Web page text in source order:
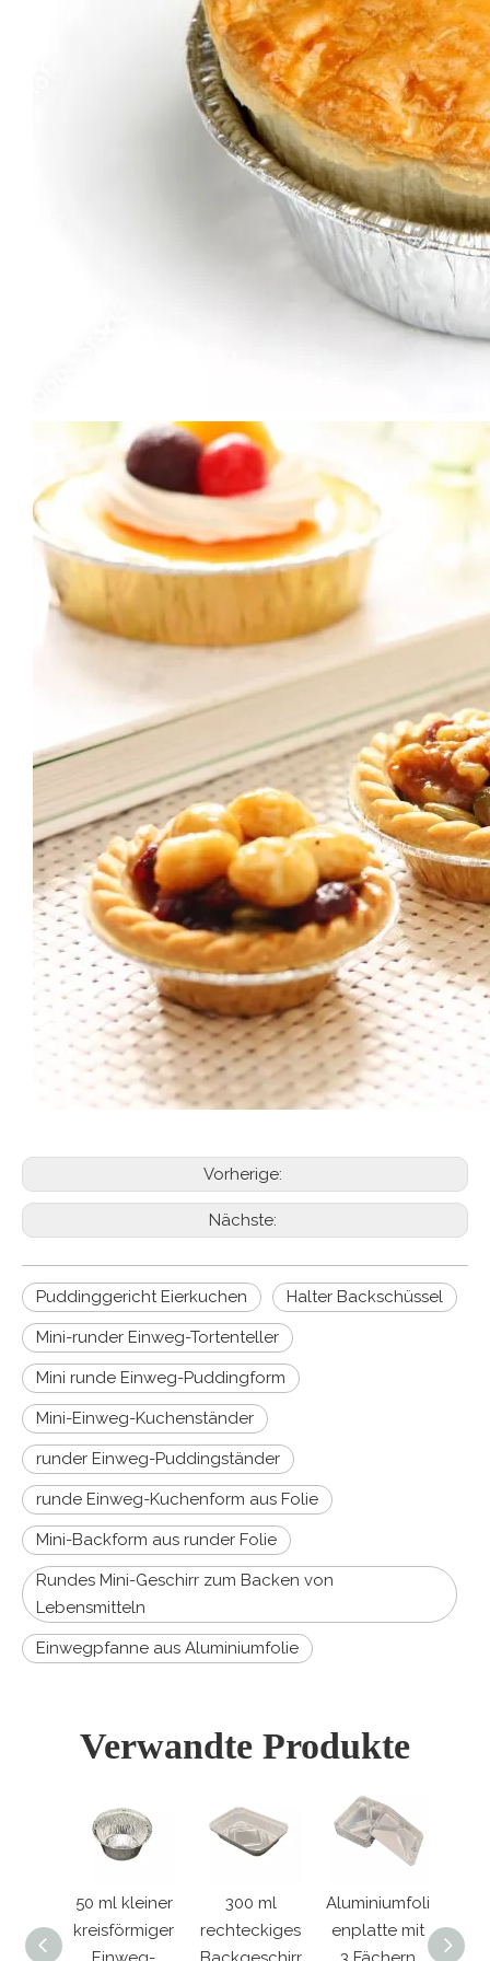
Vorherige:
Nächste:
Puddinggericht Eierkuchen Halter Backschüssel
Mini-runder Einweg-Tortenteller
Mini runde Einweg-Puddingform
Mini-Einweg-Kuchenständer
runder Einweg-Puddingständer
runde Einweg-Kuchenform aus Folie
Mini-Backform aus runder Folie
Rundes Mini-Geschirr zum Backen von
Lebensmitteln
Einwegpfanne aus Aluminiumfolie
Verwandte Produkte
300 ml
rechteckiges
Aluminiumfoli
enplatte mit
Rechteckige
Einwegpfann